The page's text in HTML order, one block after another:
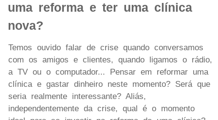
uma reforma e ter uma clínica
nova?
Temos ouvido falar de crise quando conversamos
com os amigos e clientes, quando ligamos o rádio,
a TV ou o computador... Pensar em reformar uma
clínica e gastar dinheiro neste momento? Será que
seria realmente interessante? Aliás,
independentemente da crise, qual é o momento